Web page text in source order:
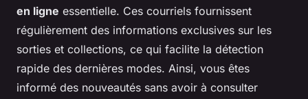
en ligne essentielle. Ces courriels fournissent
régulièrement des informations exclusives sur les
sorties et collections, ce qui facilite la détection
rapide des dernières modes. Ainsi, vous êtes
informé des nouveautés sans avoir à consulter